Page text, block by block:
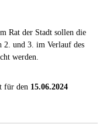
Rat der Stadt sollen die
2. und 3. im Verlauf des
werden.
für den 15.06.2024